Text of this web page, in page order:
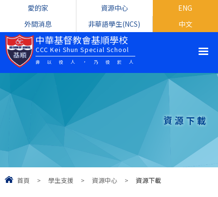
中華基督教會基順學校
CCC Kei Shun Special School
非以役人，乃役於人
ENG
中文
資源中心
愛的家
非華語學生(NCS)
外間消息
資源下載
首頁 > 學生支援 > 資源中心 > 資源下載